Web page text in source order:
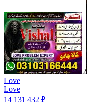
2
Love
Love
14 131 432 ₽